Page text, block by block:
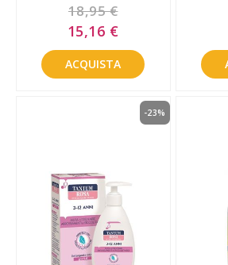
18,95 €
Special
Price
15,16 €
ACQUISTA
-23%